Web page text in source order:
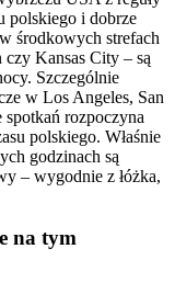
polskiego i dobrze
środkowych strefach
Kansas City – są
Szczególnie
w Los Angeles, San
rozpoczyna
polskiego. Właśnie
godzinach są
– wygodnie z łóżka,
na tym